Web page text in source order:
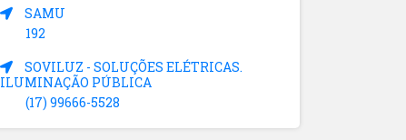
SAMU
192
SOVILUZ - SOLUÇÕES ELÉTRICAS.
ILUMINAÇÃO PÚBLICA
(17) 99666-5528